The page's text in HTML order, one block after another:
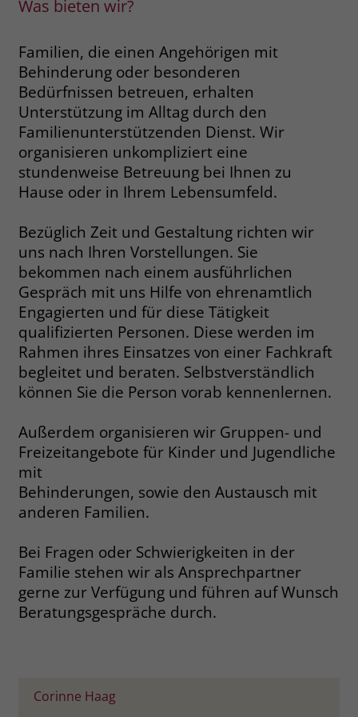
Was bieten wir?
Familien, die einen Angehörigen mit
Behinderung oder besonderen
Bedürfnissen betreuen, erhalten
Unterstützung im Alltag durch den
Familienunterstützenden Dienst. Wir
organisieren unkompliziert eine
stundenweise Betreuung bei Ihnen zu
Hause oder in Ihrem Lebensumfeld.
Bezüglich Zeit und Gestaltung richten wir
uns nach Ihren Vorstellungen. Sie
bekommen nach einem ausführlichen
Gespräch mit uns Hilfe von ehrenamtlich
Engagierten und für diese Tätigkeit
qualifizierten Personen. Diese werden im
Rahmen ihres Einsatzes von einer Fachkraft
begleitet und beraten. Selbstverständlich
können Sie die Person vorab kennenlernen.
Außerdem organisieren wir Gruppen- und
Freizeitangebote für Kinder und Jugendliche
mit
Behinderungen, sowie den Austausch mit
anderen Familien.
Bei Fragen oder Schwierigkeiten in der
Familie stehen wir als Ansprechpartner
gerne zur Verfügung und führen auf Wunsch
Beratungsgespräche durch.
Corinne Haag
Anbieter .fonts.net
Laufzeit 30 Minuten
Zweck
This cookie, set by Cloudflare, is used to
support Cloudflare Bot Management.
Name JSessionID
Anbieter jobs.stiftung-liebenau.de
Laufzeit Session
Zweck
Behält die Zustände des Benutzers bei
allen Seitenanfragen bei.
Anbieter Google Ads
Laufzeit 90 Tage
Zweck Enthält eine zufallsgenerierte User-ID.
Name _gcl_aw
Anbieter Google Ads
Laufzeit 90 Tage
Zweck
Dieses Cookie wird gesetzt, wenn ein
User über einen Klick auf eine Google
Werbeanzeige auf die Website gelangt.
Es enthält Informationen darüber,
welche Werbeanzeige geklickt wurde,
sodass erzielte Erfolge wie z.B.
Bestellungen oder Kontaktanfragen der
Name
Anbieter Google Ads
Dieses Cookie wird gesetzt, wenn ein
User über einen Klick auf eine Google
Werbeanzeige auf die Website gelangt.
Es enthält Informationen darüber,
Anzeige zugewiesen werden können.